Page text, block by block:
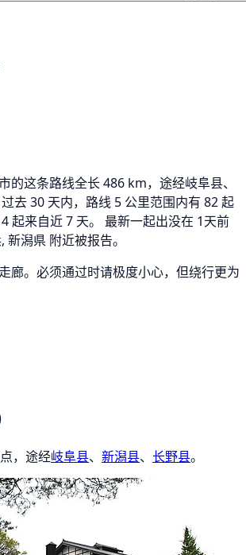
的这条路线全长 486 km，途经岐阜县、
去 30 天内，路线 5 公里范围内有 82 起
起来自近 7 天。 最新一起出没在 1天前
潟県 附近被报告。
廊。必须通过时请极度小心，但绕行更为
，途经岐阜县、 新潟县、 长野县。